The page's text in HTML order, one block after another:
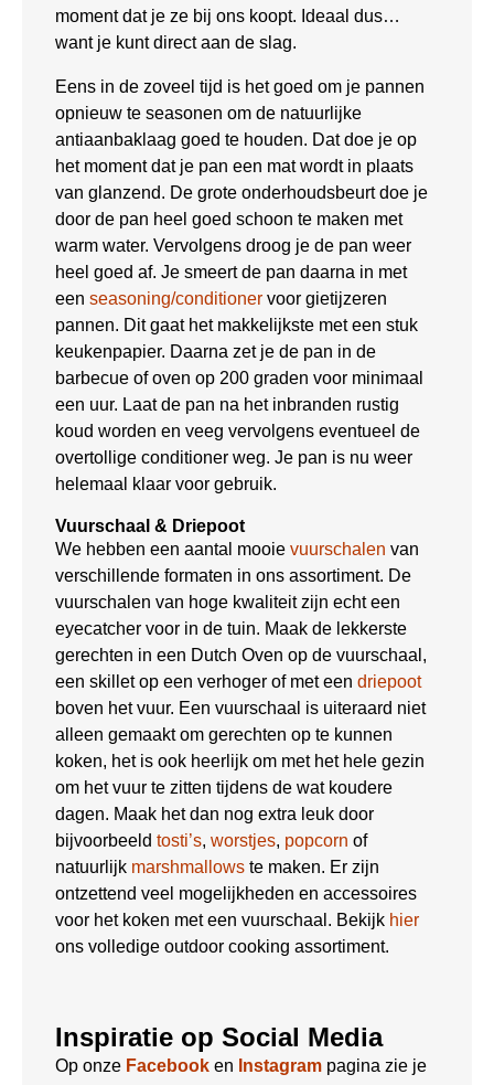
moment dat je ze bij ons koopt. Ideaal dus…
want je kunt direct aan de slag.
Eens in de zoveel tijd is het goed om je pannen
opnieuw te seasonen om de natuurlijke
antiaanbaklaag goed te houden. Dat doe je op
het moment dat je pan een mat wordt in plaats
van glanzend. De grote onderhoudsbeurt doe je
door de pan heel goed schoon te maken met
warm water. Vervolgens droog je de pan weer
heel goed af. Je smeert de pan daarna in met
een seasoning/conditioner voor gietijzeren
pannen. Dit gaat het makkelijkste met een stuk
keukenpapier. Daarna zet je de pan in de
barbecue of oven op 200 graden voor minimaal
een uur. Laat de pan na het inbranden rustig
koud worden en veeg vervolgens eventueel de
overtollige conditioner weg. Je pan is nu weer
helemaal klaar voor gebruik.
Vuurschaal & Driepoot
We hebben een aantal mooie vuurschalen van
verschillende formaten in ons assortiment. De
vuurschalen van hoge kwaliteit zijn echt een
eyecatcher voor in de tuin. Maak de lekkerste
gerechten in een Dutch Oven op de vuurschaal,
een skillet op een verhoger of met een driepoot
boven het vuur. Een vuurschaal is uiteraard niet
alleen gemaakt om gerechten op te kunnen
koken, het is ook heerlijk om met het hele gezin
om het vuur te zitten tijdens de wat koudere
dagen. Maak het dan nog extra leuk door
bijvoorbeeld tosti’s, worstjes, popcorn of
natuurlijk marshmallows te maken. Er zijn
ontzettend veel mogelijkheden en accessoires
voor het koken met een vuurschaal. Bekijk hier
ons volledige outdoor cooking assortiment.
Inspiratie op Social Media
Op onze Facebook en Instagram pagina zie je